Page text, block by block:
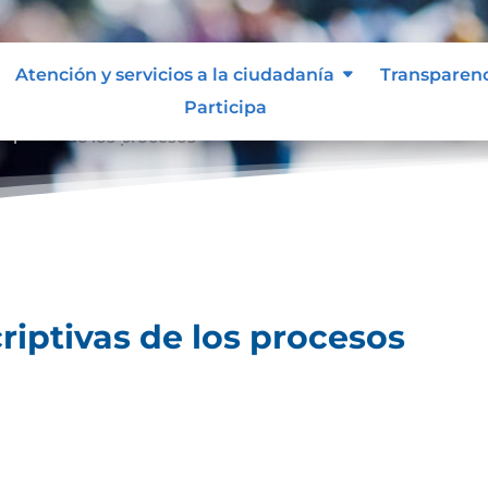
Atención y servicios a la ciudadanía
Participa
de los procesos
de los procesos